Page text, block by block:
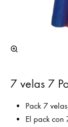
7 velas 7
Pack 7
El pack con